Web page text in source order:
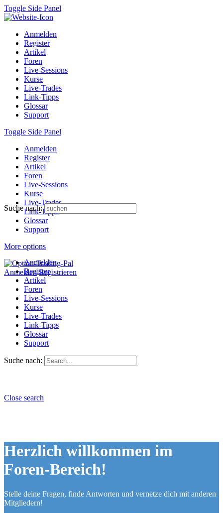
Toggle Side Panel
Anmelden
Register
Artikel
Foren
Live-Sessions
Kurse
Live-Trades
Link-Tipps
Glossar
Support
Toggle Side Panel
Anmelden
Register
Artikel
Foren
Live-Sessions
Kurse
Live-Trades
Link-Tipps
Glossar
Support
More options
Anmelden Registrieren
Suche nach:
Anmelden
Register
Artikel
Foren
Live-Sessions
Kurse
Live-Trades
Link-Tipps
Glossar
Support
Suche nach:
Close search
Herzlich willkommen im
Foren-Bereich!
Stelle deine Fragen, finde Antworten und vernetze dich mit anderen
Mitgliedern!